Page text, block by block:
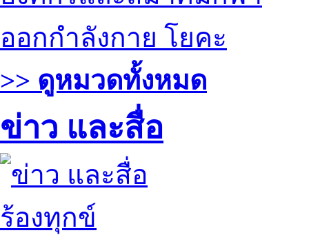
ออกกำลังกาย โยคะ
>> ดูหมวดทั้งหมด
ข่าว และสื่อ
ร้องทุกข์